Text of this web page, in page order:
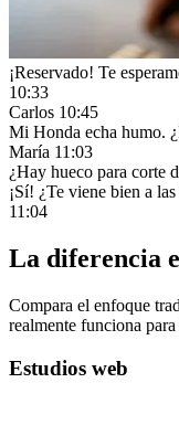
Carlos 10:45
Mi Honda echa humo.
María 11:03
¿Hay hueco para corte
¡Sí! ¿Te viene bien a
11:04
¿Cuánto cuesta el
La diferencia
realmente funciona para